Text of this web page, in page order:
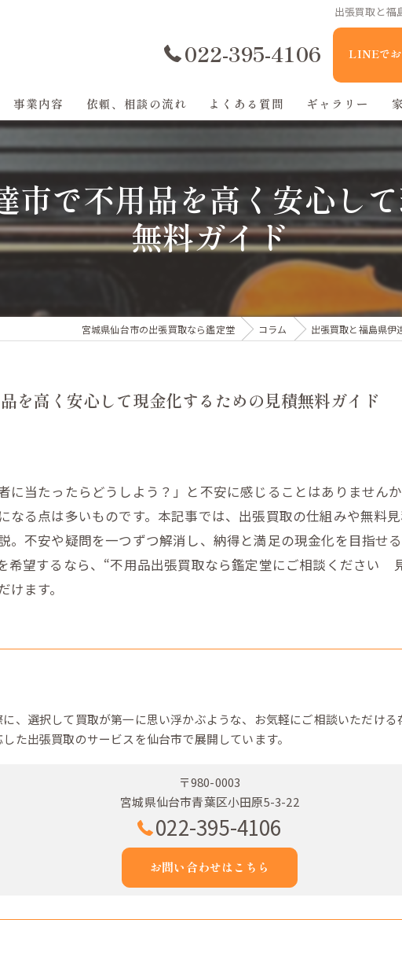
出張買取と福
022-395-4106 LINEでお
事業内容 依頼、相談の流れ よくある質問 ギャラリー
市で不用品を高く安心し
無料ガイド
宮城県仙台市の出張買取なら鑑定堂 コラム 出張買取と福島県伊
を高く安心して現金化するための見積無料ガイド
に当たったらどうしよう？」と不安に感じることはありません
る点は多いものです。本記事では、出張買取の仕組みや無料
。不安や疑問を一つずつ解消し、納得と満足の現金化を目指せ
希望するなら、“不用品出張買取なら鑑定堂にご相談くださ
ます。
、選択して買取が第一に思い浮かぶような、お気軽にご相談いただけ
た出張買取のサービスを仙台市で展開しています。
〒980-0003
宮城県仙台市青葉区小田原5-3-22
022-395-4106
お問い合わせはこちら